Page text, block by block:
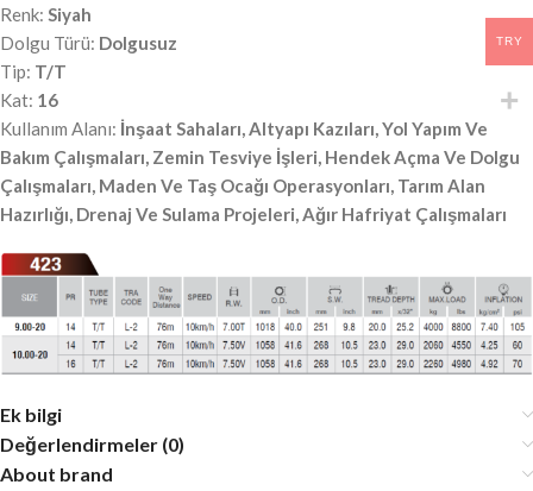
Renk: Siyah
Dolgu Türü: Dolgusuz
Tip: T/T
Kat: 16
Kullanım Alanı: İnşaat Sahaları, Altyapı Kazıları, Yol Yapım Ve
Bakım Çalışmaları, Zemin Tesviye İşleri, Hendek Açma Ve Dolgu
Çalışmaları, Maden Ve Taş Ocağı Operasyonları, Tarım Alan
Hazırlığı, Drenaj Ve Sulama Projeleri, Ağır Hafriyat Çalışmaları
Ek bilgi
Değerlendirmeler (0)
About brand
TRY